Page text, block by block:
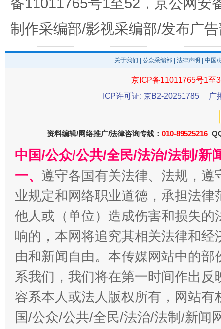
从幼
全民健身五年计划来了！等你上场
备11011765号1至52，京公网安
制作采编部/影视采编部/发布广
关于我们 公众采编部 法律声明 | 中国
京ICP备11011765号1至
ICP许可证: 京B2-20251785
广
资料编辑/网络推广/法律咨询专线： 010-89525216
中国/公众/公共/全民/法治/法制/新
一、 遵守各国有关法律、法规，
业规定和网络职业道德，承担法
他人或（单位）造成伤害和损失
响的，本网将追究其相关法律和
由和新闻自由。本传媒网站中的
系我们，我们将在第一时间作出
容系本人或法人版权所有，网站
国/公众/公共/全民/法治/法制/新闻